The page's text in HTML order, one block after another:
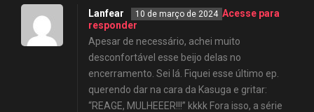
Lanfear 10 de março de 2024 Acesse para
responder
Apesar de necessário, achei muito
desconfortável esse beijo delas no
encerramento. Sei lá. Fiquei esse último ep.
querendo dar na cara da Kasuga e gritar:
“REAGE, MULHEEER!!!” kkkk Fora isso, a série